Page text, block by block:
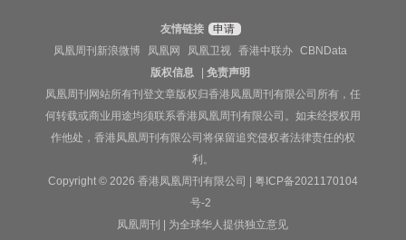
友情链接
申请
凤凰周刊新浪微博
凤凰网 凤凰卫视 香港中联办
CBNData
版权信息
|免责声明
凤凰周刊网站所有刊登文章版权归香港凤凰周刊有限公司所有，任
何转载或商业用途均须联系香港凤凰周刊有限公司。如未经授权用
作他处，香港凤凰周刊有限公司将保留追究侵权者法律责任的权
利。
Copyright © 2026 香港凤凰周刊有限公司 | 粤ICP备2021170104
号-2
凤凰周刊 | 为全球华人提供独立意见